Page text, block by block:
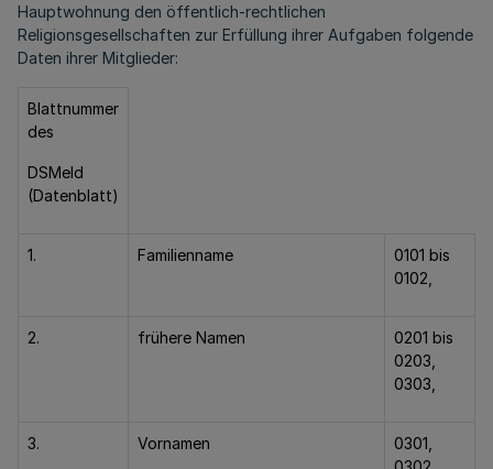
Hauptwohnung den öffentlich-rechtlichen
Religionsgesellschaften zur Erfüllung ihrer Aufgaben folgende
Daten ihrer Mitglieder:
Blattnummer
des
DSMeld
(Datenblatt)
1. Familienname
0101 bis
0102,
2. frühere Namen
0201 bis
0203,
0303,
3. Vornamen
0301,